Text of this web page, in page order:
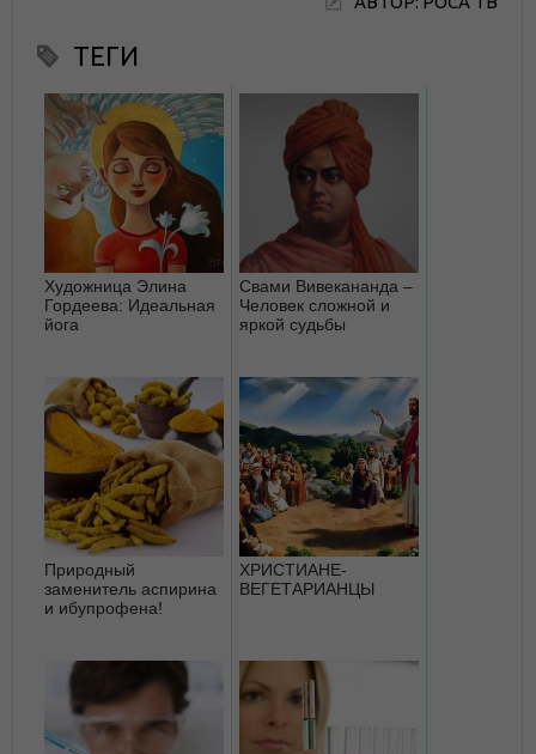
ТЕГИ
Художница Элина
Гордеева: Идеальная
йога
Свами Вивекананда –
Человек сложной и
яркой судьбы
Природный
заменитель аспирина
и ибупрофена!
ХРИСТИАНЕ-
ВЕГЕТАРИАНЦЫ